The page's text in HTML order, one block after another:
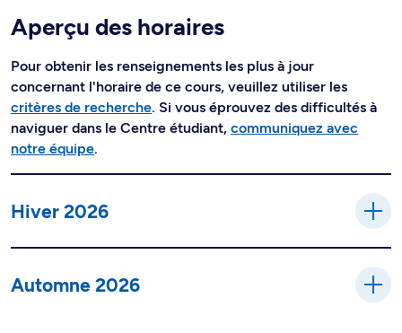
Aperçu des horaires
Pour obtenir les renseignements les plus à jour
concernant l'horaire de ce cours, veuillez utiliser les
critères de recherche. Si vous éprouvez des difficultés à
naviguer dans le Centre étudiant, communiquez avec
notre équipe.
Hiver 2026
Automne 2026